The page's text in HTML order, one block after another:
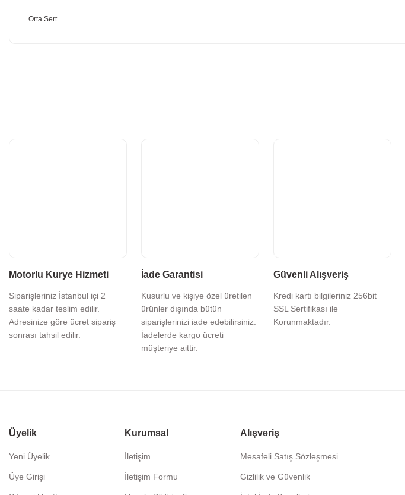
Orta Sert
Motorlu Kurye Hizmeti
Siparişleriniz İstanbul içi 2
saate kadar teslim edilir.
Adresinize göre ücret sipariş
sonrası tahsil edilir.
İade Garantisi
Kusurlu ve kişiye özel üretilen
ürünler dışında bütün
siparişlerinizi iade edebilirsiniz.
İadelerde kargo ücreti
müşteriye aittir.
Güvenli Alışveriş
Kredi kartı bilgileriniz 256bit
SSL Sertifikası ile
Korunmaktadır.
Üyelik
Yeni Üyelik
Üye Girişi
Kurumsal
İletişim
İletişim Formu
Alışveriş
Mesafeli Satış Sözleşmesi
Gizlilik ve Güvenlik